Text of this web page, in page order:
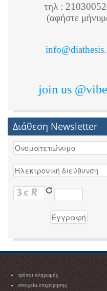
τηλ :
(αφήστε
join us
Διάθεση Newsletter
τρόποι πληρωμής
στοιχεία επιχείρησης